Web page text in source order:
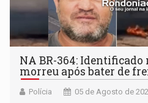
NA BR-364:
morreu após bater de
Polícia 05 de Agosto de